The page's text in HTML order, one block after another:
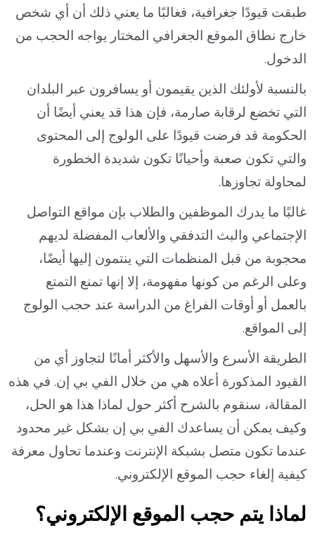
طبقت قيودًا جغرافية، فغالبًا ما يعني ذلك أن أي شخص
خارج نطاق الموقع الجغرافي المختار يواجه الحجب من
الدخول.
بالنسبة لأولئك الذين يقيمون أو يسافرون عبر البلدان
التي تخضع لرقابة صارمة، فإن هذا قد يعني أيضًا أن
الحكومة قد فرضت قيودًا على الولوج إلى المحتوى
والتي تكون صعبة وأحيانًا تكون شديدة الخطورة
لمحاولة تجاوزها.
غالبًا ما يدرك الموظفين والطلاب بإن مواقع التواصل
الإجتماعي والبث التدفقي والألعاب المفضلة لديهم
محجوبة من قبل المنظمات التي ينتمون إليها أيضًا،
وعلى الرغم من كونها مفهومة، إلا إنها تمنع التمتع
بالعمل أو أوقات الفراغ من الدراسة عند حجب الولوج
إلى المواقع.
الطريقة الأسرع والأسهل والأكثر أمانًا لتجاوز أي من
القيود المذكورة أعلاه هي من خلال الفي بي إن. في هذه
المقالة، سنقوم بالشرح أكثر حول لماذا هذا هو الحل،
وكيف يمكن أن يساعدك الفي بي إن بشكل غير محدود
عندما تكون متصل بشبكة الإنترنت وعندما تحاول معرفة
كيفية إلغاء حجب الموقع الإلكتروني.
لماذا يتم حجب الموقع الإلكتروني؟